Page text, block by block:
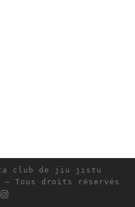
club de jiu jistu
– Tous droits réservés